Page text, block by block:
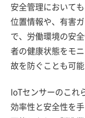
安全管理において
位置情報や、有害
で、労働環境の安
者の健康状態をモ
故を防ぐことも可能
IoTセンサーのこれ
効率性と安全性を